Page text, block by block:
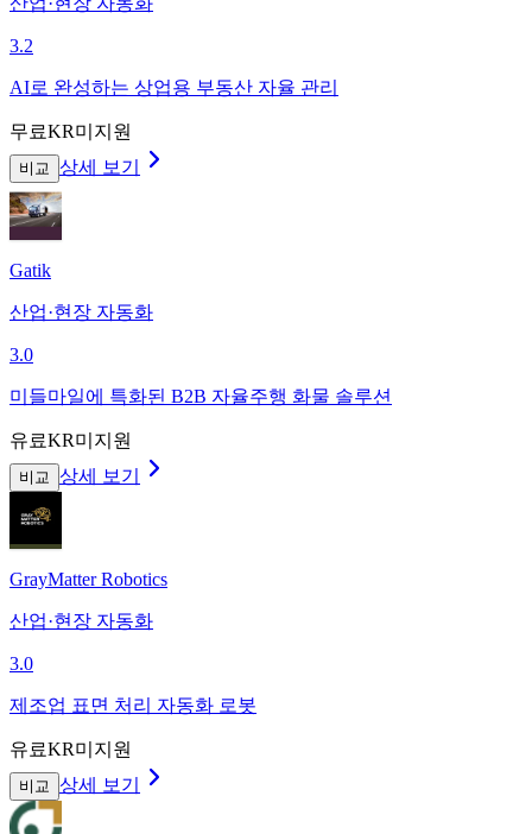
3.2
AI로 완성하는 상업용 부동산 자율 관리
무료KR미지원
비교 상세 보기
Gatik
산업·현장 자동화
3.0
미들마일에 특화된 B2B 자율주행 화물 솔루션
유료KR미지원
비교 상세 보기
GrayMatter Robotics
산업·현장 자동화
3.0
제조업 표면 처리 자동화 로봇
유료KR미지원
비교 상세 보기